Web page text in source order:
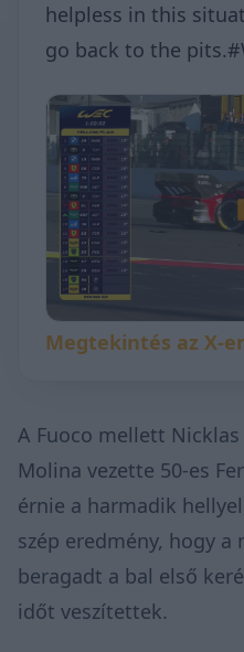
helpless in this
go back to the
Megtekintés az X-
A Fuoco mellett
Molina vezette 50-es
érnie a harmadik
szép eredmény, hogy
beragadt a bal első
időt veszítettek.